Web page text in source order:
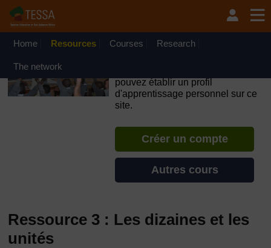
Passer au contenu principal
OpenLearn Create will be unavailable on Wednesday 12
August 2026 from 8am to 10.30am (GMT) due to routine
Home Resources Courses Research
The network
pouvez établir un profil
d'apprentissage personnel sur ce
site.
Créer un compte
Autres cours
Ressource 3 : Les dizaines et les
unités